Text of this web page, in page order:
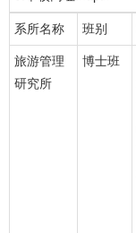
系所名称 班别
旅游管理
研究所
博士班